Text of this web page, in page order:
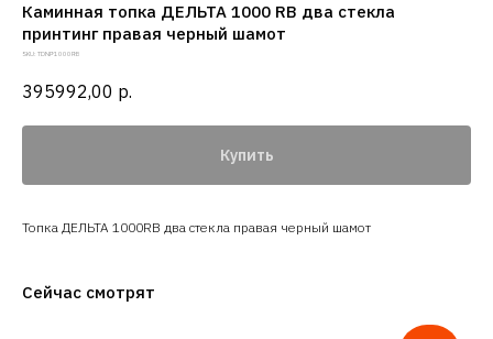
Каминная топка ДЕЛЬТА 1000 RB два стекла
принтинг правая черный шамот
SKU: TDNP1000RB
395992,00 р.
Купить
Топка ДЕЛЬТА 1000RB два стекла правая черный шамот
Сейчас смотрят